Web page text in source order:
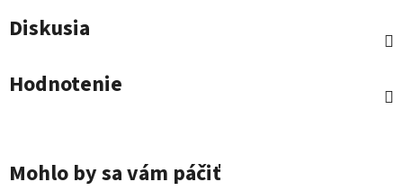
Diskusia
Hodnotenie
Mohlo by sa vám páčiť